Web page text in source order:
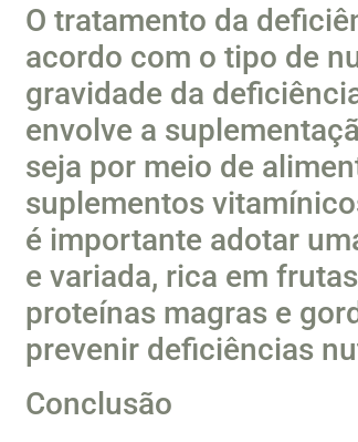
O tratamento da
acordo com o tipo de
gravidade da
envolve a
seja por meio de
suplementos
é importante adotar
e variada, rica em
proteínas magras e
prevenir deficiências
Conclusão